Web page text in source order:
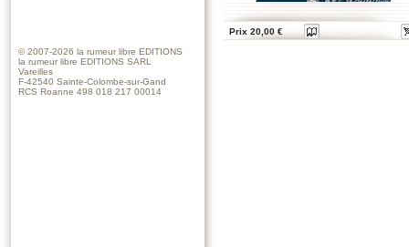
Prix 20,00 €
© 2007-2026 la rumeur libre EDITIONS
la rumeur libre EDITIONS SARL
Vareilles
F-42540 Sainte-Colombe-sur-Gand
RCS Roanne 498 018 217 00014